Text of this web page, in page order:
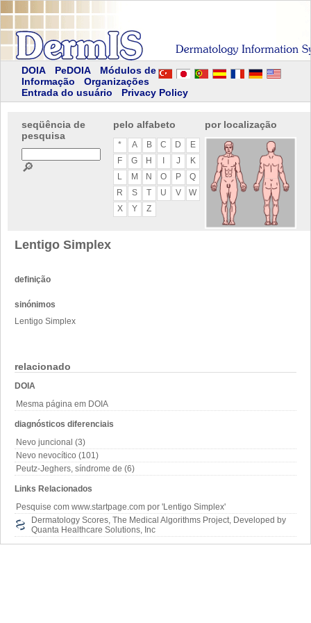
DOIA PeDOIA
Módulos de
Informação
Organizações
Entrada do usuário
Privacy Policy
seqüência de
pesquisa
🔎
pelo alfabeto
* A B C D
E
F
G H J
K
L
M N O P
Q
R
S T U V
W
X
Y Z
por localização
relacionado
DOIA
Mesma página em DOIA
diagnósticos diferenciais
Nevo juncional (3)
Nevo nevocítico (101)
Peutz-Jeghers, síndrome de (6)
Links Relacionados
Pesquise com www.startpage.com por 'Lentigo Simplex'
Dermatology Scores, The Medical Algorithms Project, Developed by
Quanta Healthcare Solutions, Inc
Lentigo Simplex
definição
sinónimos
Lentigo Simplex